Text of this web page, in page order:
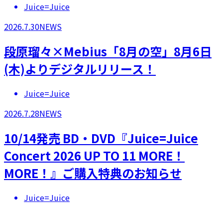
Juice=Juice
2026.7.30NEWS
段原瑠々×Mebius「8月の空」8月6日
(木)よりデジタルリリース！
Juice=Juice
2026.7.28NEWS
10/14発売 BD・DVD『Juice=Juice
Concert 2026 UP TO 11 MORE！
MORE！』ご購入特典のお知らせ
Juice=Juice